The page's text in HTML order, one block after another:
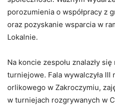
porozumienia o współpracy z
oraz pozyskanie wsparcia w
Lokalnie.
Na koncie zespołu znalazły
turniejowe. Fala wywalczyła
orlikowego w Zakroczymiu,
w turniejach rozgrywanych w